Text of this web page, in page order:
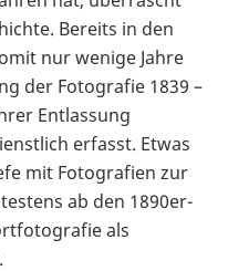
Bereits in den
nur wenige Jahre
der Fotografie 1839 –
Entlassung
erfasst. Etwas
mit Fotografien zur
ab den 1890er-
als